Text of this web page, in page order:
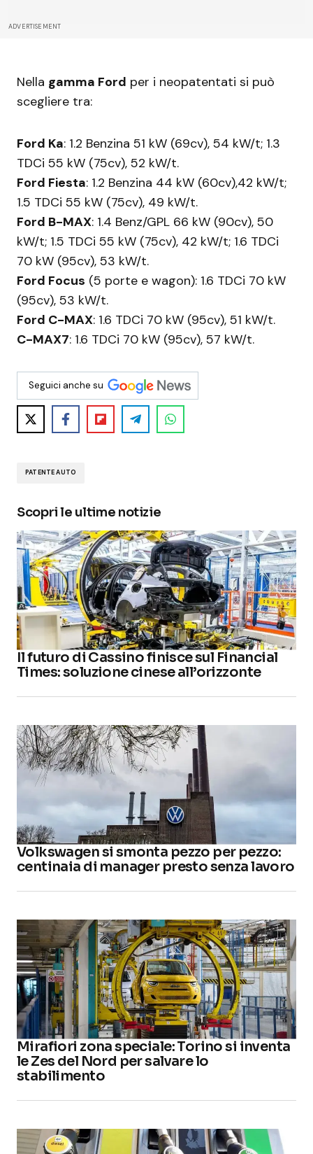
ADVERTISEMENT
Nella gamma Ford per i neopatentati si può
scegliere tra:
Ford Ka: 1.2 Benzina 51 kW (69cv), 54 kW/t; 1.3
TDCi 55 kW (75cv), 52 kW/t.
Ford Fiesta: 1.2 Benzina 44 kW (60cv),42 kW/t;
1.5 TDCi 55 kW (75cv), 49 kW/t.
Ford B-MAX: 1.4 Benz/GPL 66 kW (90cv), 50
kW/t; 1.5 TDCi 55 kW (75cv), 42 kW/t; 1.6 TDCi
70 kW (95cv), 53 kW/t.
Ford Focus (5 porte e wagon): 1.6 TDCi 70 kW
(95cv), 53 kW/t.
Ford C-MAX: 1.6 TDCi 70 kW (95cv), 51 kW/t.
C-MAX7: 1.6 TDCi 70 kW (95cv), 57 kW/t.
Seguici anche su
PATENTE AUTO
Scopri le ultime notizie
Il futuro di Cassino finisce sul Financial
Times: soluzione cinese all’orizzonte
Volkswagen si smonta pezzo per pezzo:
centinaia di manager presto senza lavoro
Mirafiori zona speciale: Torino si inventa
le Zes del Nord per salvare lo
stabilimento